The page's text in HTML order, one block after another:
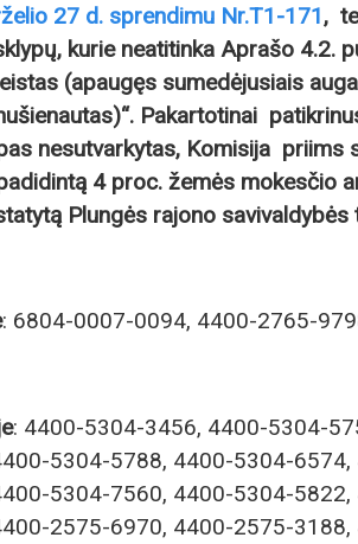
27 d. sprendimu Nr.T1-171,
kurie neatitinka Aprašo 4.2.
(apaugęs sumedėjusiais
Pakartotinai
nesutvarkytas, Komisija priims
4 proc. žemės mokesčio
Plungės rajono
: 6804-0007-0094, 4400-2765-
: 4400-5304-3456, 4400-5304-
5304-5788, 4400-5304-
5304-7560, 4400-5304-
2575-6970, 4400-2575-